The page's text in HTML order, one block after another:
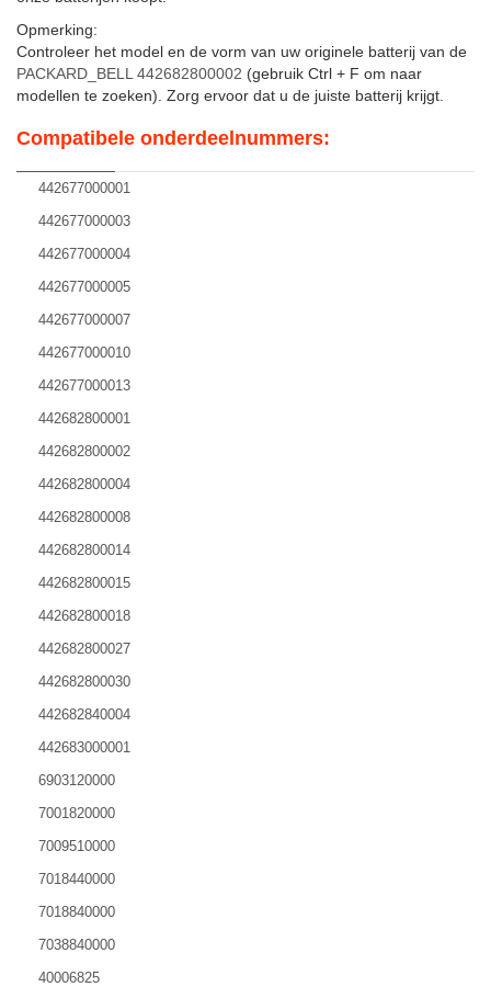
Opmerking:
Controleer het model en de vorm van uw originele batterij van de
PACKARD_BELL 442682800002 (gebruik Ctrl + F om naar
modellen te zoeken). Zorg ervoor dat u de juiste batterij krijgt.
Compatibele onderdeelnummers:
442677000001
442677000003
442677000004
442677000005
442677000007
442677000010
442677000013
442682800001
442682800002
442682800004
442682800008
442682800014
442682800015
442682800018
442682800027
442682800030
442682840004
442683000001
6903120000
7001820000
7009510000
7018440000
7018840000
7038840000
40006825